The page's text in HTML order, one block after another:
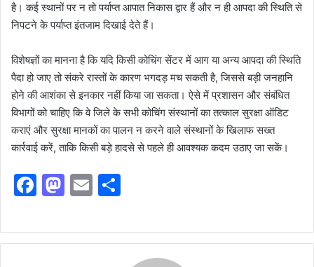
है। कई स्थानों पर न तो पर्याप्त आपात निकास द्वार हैं और न ही आपदा की स्थिति से
निपटने के पर्याप्त इंतजाम दिखाई देते हैं।
विशेषज्ञों का मानना है कि यदि किसी कोचिंग सेंटर में आग या अन्य आपदा की स्थिति
पैदा हो जाए तो संकरे रास्तों के कारण भगदड़ मच सकती है, जिससे बड़ी जनहानि
होने की आशंका से इनकार नहीं किया जा सकता। ऐसे में प्रशासन और संबंधित
विभागों को चाहिए कि वे जिले के सभी कोचिंग संस्थानों का तत्काल सुरक्षा ऑडिट
कराएं और सुरक्षा मानकों का पालन न करने वाले संस्थानों के खिलाफ सख्त
कार्रवाई करें, ताकि किसी बड़े हादसे से पहले ही आवश्यक कदम उठाए जा सकें।
F
c
e
M
st
o
E
ai
l
ar
e